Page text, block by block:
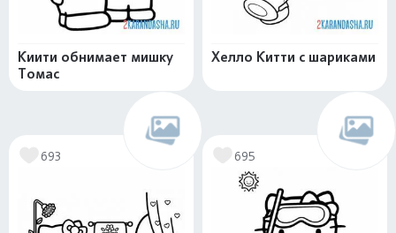
Киити обнимает мишку
Томас
Хелло Китти с шариками
693 695